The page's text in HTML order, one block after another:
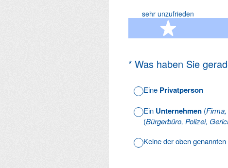
sehr unzufrieden
1 Stern
* Was haben Sie
(Erforderlich.)
Eine Privatperson
Ein Unternehmen (
(Bürgerbüro, Polizei,
Keine der oben genannten